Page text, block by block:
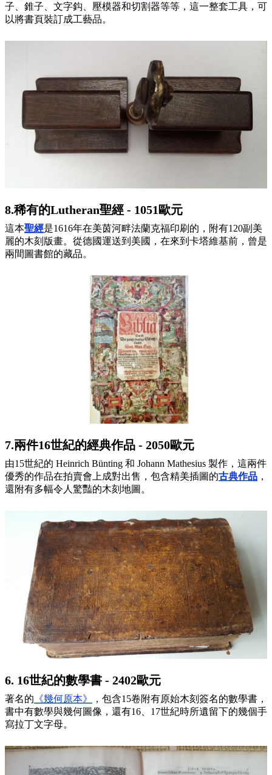
子、錐子、文字鈎、壓模器和切割器等等，這一整套工具，可
以將書頁裝訂成工藝品。
8.稀有的Lutheran聖經 - 1051歐元
這本聖經是1616年在美茵河畔法蘭克福印刷的，附有120副美
麗的木刻版畫。從德國運送到美國，在來到卡塔維基前，曾是
兩間圖書館的藏品。
7.兩件16世紀的經典作品 - 2050歐元
由15世紀的 Heinrich Bünting 和 Johann Mathesius 製作，這兩件
優秀的作品在拍賣會上成對出售，包含精美插圖的古典作品 ，
還附有多幅令人驚豔的木刻地圖。
6. 16世紀的數學書 - 2402歐元
著名的 《幾何原本》
，包含15卷附有原始木刻簽名的數學書，
書中有數學與幾何圖像，還有16、17世紀時所遺留下的幾個手
寫拉丁文字母。